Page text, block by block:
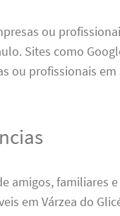
ou
Sites como
ou profissionais em
amigos, familiares
em Várzea do